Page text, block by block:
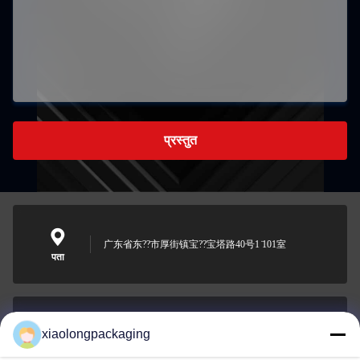
प्रस्तुत
पता
广东省东??市厚街镇宝??宝塔路40号1 ̇101室
Tina@xiaolongpackaging.com
xiaolongpackaging